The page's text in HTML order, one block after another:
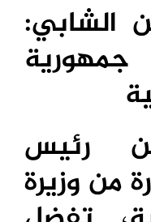
الشابي:
رئيس
من وزيرة